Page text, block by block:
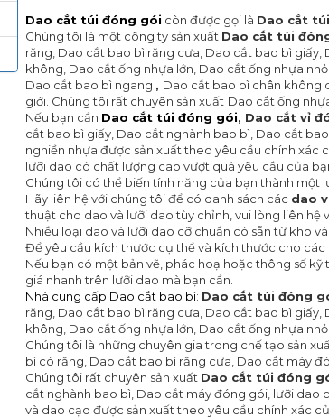
Dao cắt túi đóng gói còn được gọi là Dao cắt túi
Chúng tôi là một công ty sản xuất Dao cắt túi
răng, Dao cắt bao bì răng cưa, Dao cắt bao bì
không, Dao cắt ống nhựa lớn, Dao cắt ống nhựa
Dao cắt bao bì ngang , Dao cắt bao bì chân không
giới. Chúng tôi rất chuyên sản xuất Dao cắt ống
Nếu bạn cần Dao cắt túi đóng gói, Dao cắt vỉ
cắt bao bì giấy, Dao cắt nghành bao bì, Dao cắt
nghiền nhựa được sản xuất theo yêu cầu chính xác
lưỡi dao có chất lượng cao vượt quá yêu cầu của
Chúng tôi có thể biến tính năng của bạn thành một
Hãy liên hệ với chúng tôi để có danh sách các dao
thuật cho dao và lưỡi dao tùy chỉnh, vui lòng liên hệ
Nhiều loại dao và lưỡi dao cỡ chuẩn có sẵn từ kho
Để yêu cầu kích thước cụ thể và kích thước cho các
Nếu bạn có một bản vẽ, phác hoạ hoặc thông số
giá nhanh trên lưỡi dao mà bạn cần.
Nhà cung cấp Dao cắt bao bì: Dao cắt túi đóng
răng, Dao cắt bao bì răng cưa, Dao cắt bao bì
không, Dao cắt ống nhựa lớn, Dao cắt ống nhựa nhỏ
Chúng tôi là những chuyên gia trong chế tạo sản
bì có răng, Dao cắt bao bì răng cưa, Dao cắt máy
Chúng tôi rất chuyên sản xuất Dao cắt túi đóng
cắt nghành bao bì, Dao cắt máy đóng gói, lưỡi dao
và dao cạo được sản xuất theo yêu cầu chính xác